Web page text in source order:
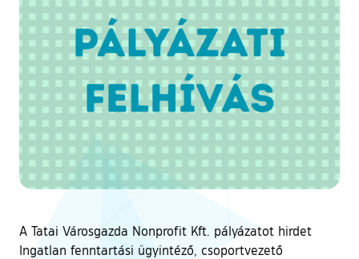
A Tatai Városgazda Nonprofit Kft. pályázatot hirdet
Ingatlan fenntartási ügyintéző, csoportvezető